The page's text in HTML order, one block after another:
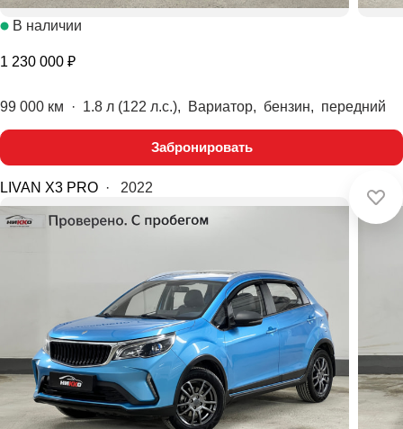
В наличии
1 230 000 ₽
99 000 км · 1.8 л (122 л.с.), Вариатор, бензин, передний
Забронировать
LIVAN X3 PRO · 2022